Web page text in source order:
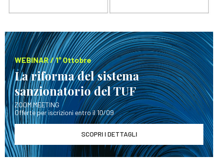
WEBINAR / 1° Ottobre
La riforma del sistema
sanzionatorio del TUF
ZOOM MEETING
Offerte per iscrizioni entro il 10/09
SCOPRI I DETTAGLI